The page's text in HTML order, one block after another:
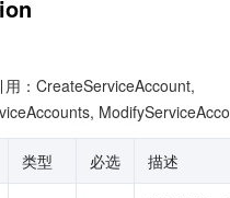
用：CreateServiceAccount,
类型 必选 描述